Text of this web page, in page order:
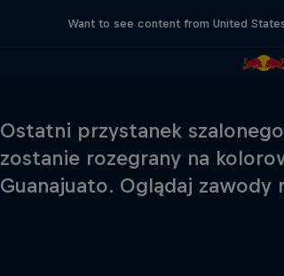
Want to see content from United
Ostatni przystanek
zostanie rozegrany na
Guanajuato. Oglądaj zawody